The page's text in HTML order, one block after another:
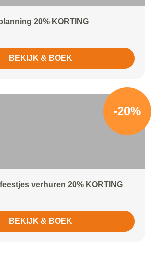
20% KORTING
BEKIJK & BOEK
-20%
verhuren 20% KORTING
BEKIJK & BOEK